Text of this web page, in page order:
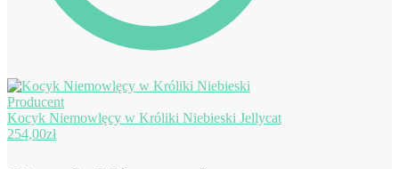
Kocyk Niemowlęcy w Króliki Niebieski Jellycat
254,00zł